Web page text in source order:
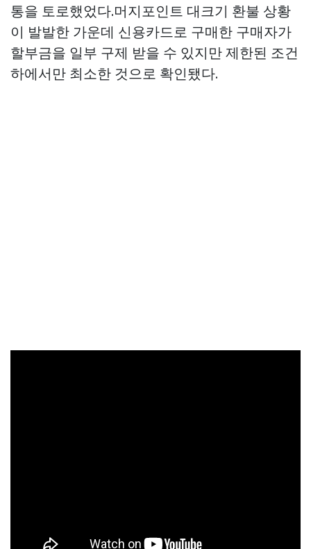
통을 토로했었다.머지포인트 대크기 환불 상황
이 발발한 가운데 신용카드로 구매한 구매자가
할부금을 일부 구제 받을 수 있지만 제한된 조건
하에서만 최소한 것으로 확인됐다.